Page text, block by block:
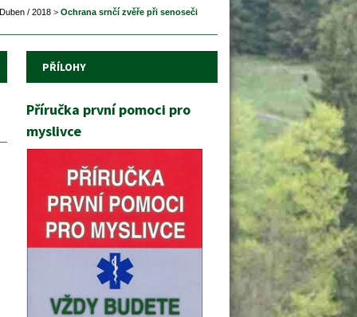
Duben / 2018 > Ochrana srnčí zvěře při senoseči
PŘÍLOHY
Příručka první pomoci pro
myslivce